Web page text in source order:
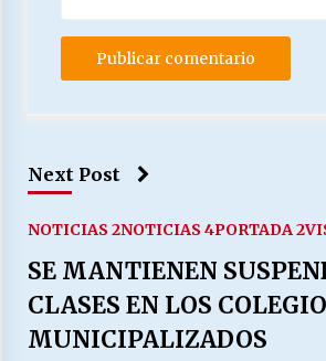
Next Post
NOTICIAS 2NOTICIAS 4PORTADA 2
SE MANTIENEN
CLASES EN LOS
MUNICIPALIZADOS